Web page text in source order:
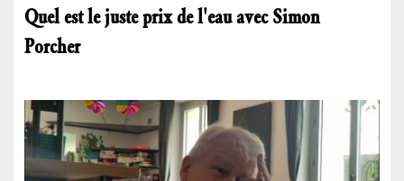
Quel est le juste prix de l'eau avec Simon
Porcher